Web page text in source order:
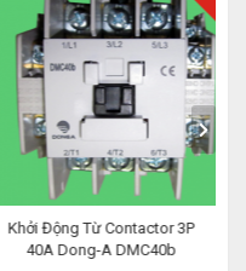
Khởi Động Từ Contactor 3P
40A Dong-A DMC40b